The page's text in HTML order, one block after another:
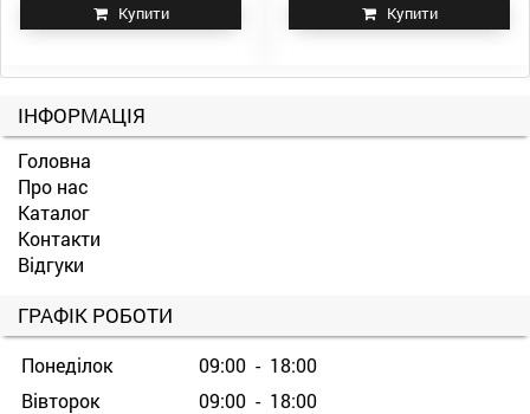
Купити Купити
ІНФОРМАЦІЯ
Головна
Про нас
Каталог
Контакти
Відгуки
ГРАФІК РОБОТИ
Понеділок
09:00 - 18:00
Вівторок
09:00 - 18:00